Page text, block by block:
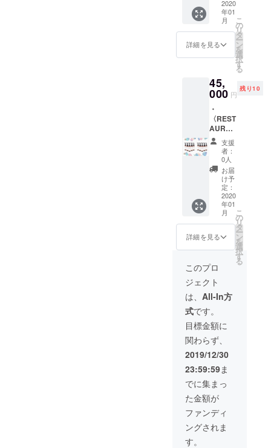
chouett
e監修
〈美容
る湯
シャン
子6P〉
もお付
す。快
適な湯
シャン
のやり
方、効
果や目
的、工
夫の仕
方まで
実体験
を踏ま
えてま
した。
・
chouett
eから感
謝の気
持ちを
込めま
して
〈サン
キュー
メー
ル〉が
届きま
す。
性スタ
イリス
ト希望
の方は
備考欄
・ご自
宅用に
AURER
／
100ml
〉を1本
お渡し
しま
す。 ・
chouett
e監修
〈美容
師によ
る湯
の手引
き／冊
もお付
けしま
す。快
適な湯
のやり
方、効
果や目
的、工
夫の仕
方まで
実体験
を踏ま
えてま
とめま
した。
・
chouett
夫の仕
方まで
実体験
を踏ま
えてま
chouett
eから感
謝の気
持ちを
込めま
して
〈サン
キュー
メー
ル〉が
届きま
す。
トック
用、ご
家族と
一緒
に、お
友だち
とシェ
にオス
スメの
コース
です。
送料込
み。 ・
chouett
e監修
〈美容
師によ
る湯
シャン
の手引
き／冊
子6P〉
もお付
けしま
シャン
のやり
方、効
果や目
的、工
夫の仕
方まで
実体験
を踏ま
えてま
とめま
した。
・
chouett
eから感
謝の気
持ちを
込めま
2020
年01
月
詳細を見る
こ
の
リ
タ
ー
ン
を
選
択
す
る
45,
000 円
残り10
・
〈REST
AURER
／
100ml
〉を10
本お届
けしま
す。美
容室や
エステ
サロン
など業
務用に
オスス
メの
コース
です。
送料込
み。 ・
chouett
e監修
〈美容
師によ
る湯
シャン
の手引
き／冊
子6P〉
もお付
けしま
す。快
適な湯
シャン
支援
者：
0人
お届
け予
定：
2020
年01
月
詳細を見る
こ
の
リ
タ
ー
ン
を
選
択
す
る
このプロ
ジェクト
は、 All-In方
式です。
目標金額に
関わらず、
2019/12/30
23:59:59ま
でに集まっ
た金額が
ファンディ
ングされま
す。